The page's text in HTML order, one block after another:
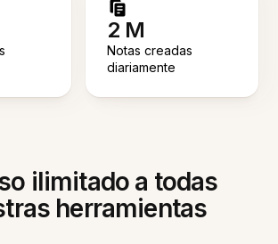
2 M
Notas creadas
diariamente
ilimitado a todas
herramientas